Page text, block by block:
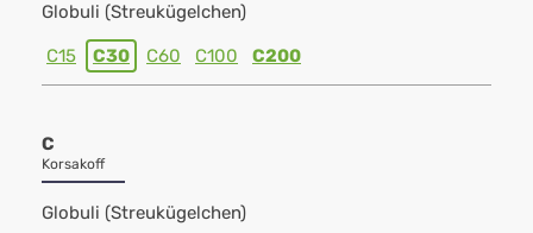
Globuli (Streukügelchen)
C15 C30 C60 C100 C200
C
Korsakoff
Globuli (Streukügelchen)